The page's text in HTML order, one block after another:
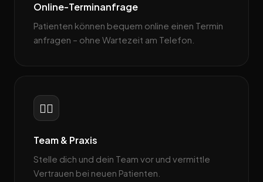
Online-Terminanfrage
Patienten können bequem online einen Termin
anfragen – ohne Wartezeit am Telefon.
👩‍⚕️
Team & Praxis
Stelle dich und dein Team vor und vermittle
Vertrauen bei neuen Patienten.